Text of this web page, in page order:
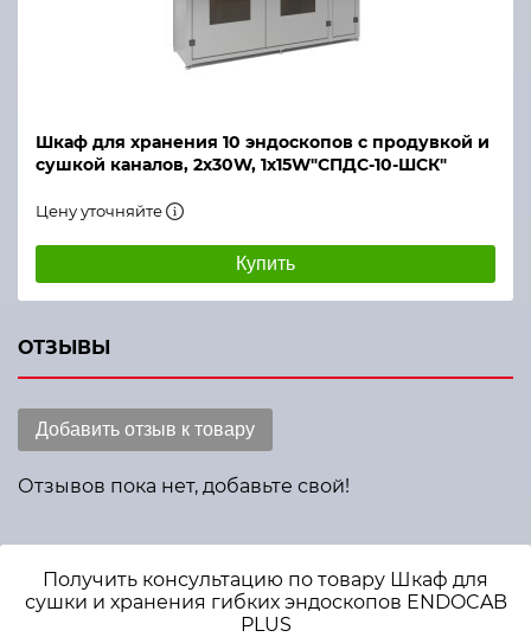
Шкаф для хранения 10 эндоскопов с продувкой и
сушкой каналов, 2х30W, 1х15W"СПДС-10-ШСК"
Цену уточняйте
Купить
ОТЗЫВЫ
Добавить отзыв к товару
Отзывов пока нет, добавьте свой!
Получить консультацию по товару Шкаф для
сушки и хранения гибких эндоскопов ENDOCAB
PLUS